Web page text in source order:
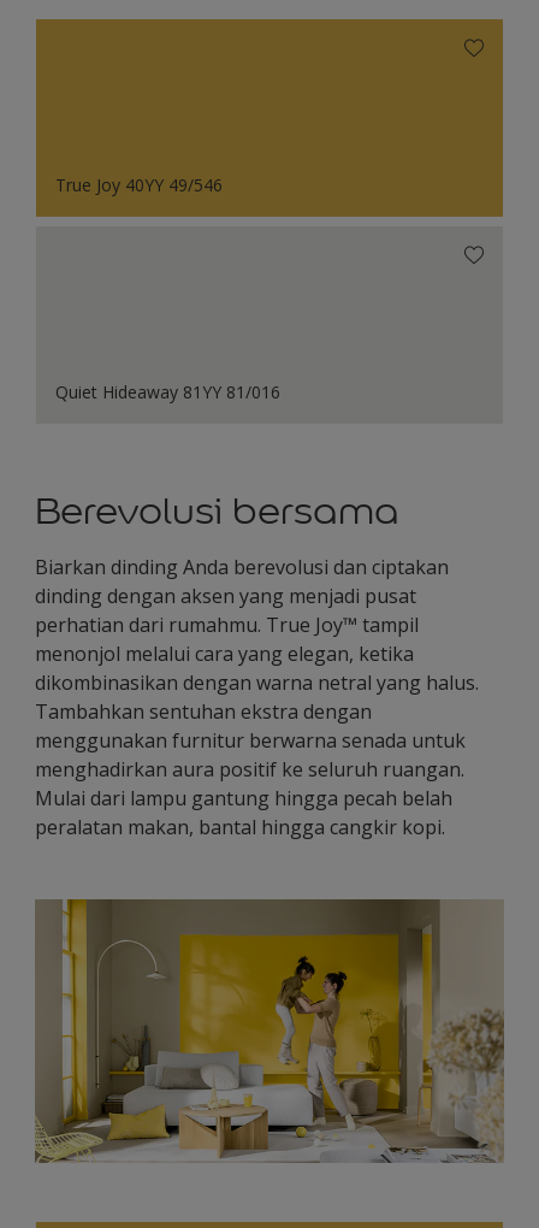
True Joy 40YY 49/546
Quiet Hideaway 81YY 81/016
Berevolusi bersama
Biarkan dinding Anda berevolusi dan ciptakan
dinding dengan aksen yang menjadi pusat
perhatian dari rumahmu. True Joy™ tampil
menonjol melalui cara yang elegan, ketika
dikombinasikan dengan warna netral yang halus.
Tambahkan sentuhan ekstra dengan
menggunakan furnitur berwarna senada untuk
menghadirkan aura positif ke seluruh ruangan.
Mulai dari lampu gantung hingga pecah belah
peralatan makan, bantal hingga cangkir kopi.